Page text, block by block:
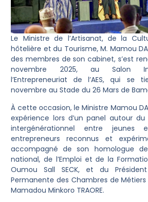
Le Ministre de l’Artisanat, de la
hôtelière et du Tourisme, M. Mamou
des membres de son cabinet, s’est
novembre 2025, au Salon
l’Entrepreneuriat de l’AES, qui se
novembre au Stade du 26 Mars de
À cette occasion, le Ministre Mamou
expérience lors d’un panel autour
intergénérationnel entre jeunes
entrepreneurs reconnus et
accompagné de son homologue de
national, de l’Emploi et de la
Oumou Sall SECK, et du
Permanente des Chambres de Métiers
Mamadou Minkoro TRAORE.